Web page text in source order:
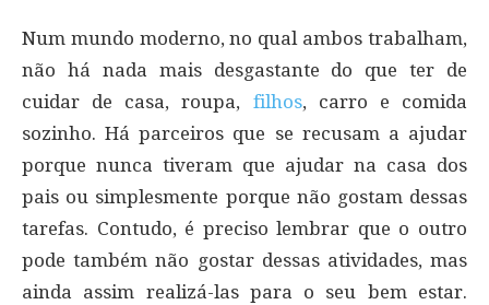
Num mundo moderno, no qual ambos trabalham,
não há nada mais desgastante do que ter de
cuidar de casa, roupa, filhos, carro e comida
sozinho. Há parceiros que se recusam a ajudar
porque nunca tiveram que ajudar na casa dos
pais ou simplesmente porque não gostam dessas
tarefas. Contudo, é preciso lembrar que o outro
pode também não gostar dessas atividades, mas
ainda assim realizá-las para o seu bem estar.